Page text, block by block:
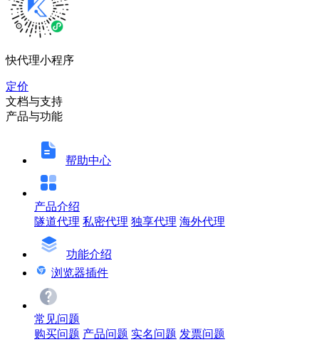
快代理小程序
定价
文档与支持
产品与功能
帮助中心
产品介绍
隧道代理 私密代理 独享代理 海外代理
功能介绍
浏览器插件
常见问题
购买问题 产品问题 实名问题 发票问题